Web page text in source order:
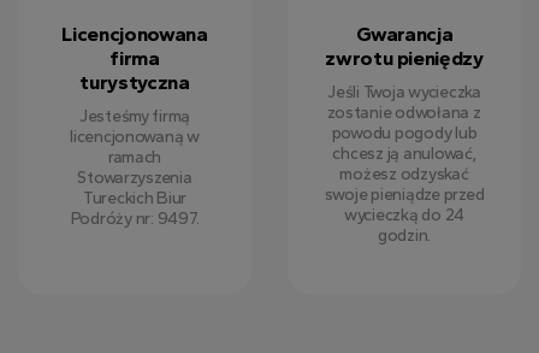
Licencjonowana
firma
turystyczna
Jesteśmy firmą
licencjonowaną w
ramach
Stowarzyszenia
Tureckich Biur
Podróży nr: 9497.
Gwarancja
zwrotu pieniędzy
Jeśli Twoja wycieczka
zostanie odwołana z
powodu pogody lub
chcesz ją anulować,
możesz odzyskać
swoje pieniądze przed
wycieczką do 24
godzin.